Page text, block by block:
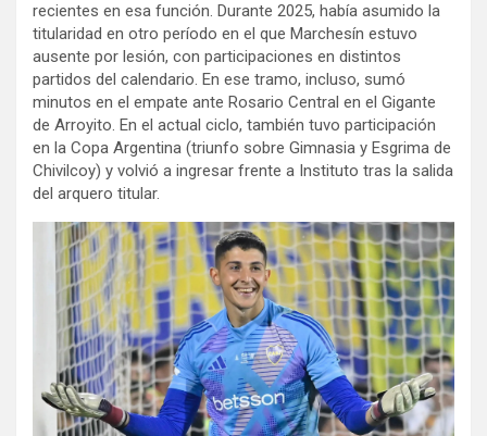
recientes en esa función. Durante 2025, había asumido la
titularidad en otro período en el que Marchesín estuvo
ausente por lesión, con participaciones en distintos
partidos del calendario. En ese tramo, incluso, sumó
minutos en el empate ante Rosario Central en el Gigante
de Arroyito. En el actual ciclo, también tuvo participación
en la Copa Argentina (triunfo sobre Gimnasia y Esgrima de
Chivilcoy) y volvió a ingresar frente a Instituto tras la salida
del arquero titular.